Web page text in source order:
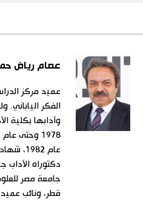
عصام رياض
عميد مركز
وآدابها بكلية
جامعة مصر
قطر، ونائب